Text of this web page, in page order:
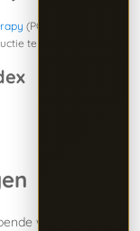
(PCT) te volgen. Dit
te herstellen.
water drinkt